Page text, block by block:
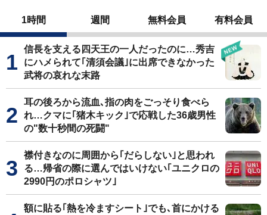
1時間 週間 無料会員 有料会員
信長を支える四天王の一人だったのに…秀吉
にハメられて｢清須会議｣に出席できなかった
武将の哀れな末路
耳の後ろから流血､指の肉をごっそり食べら
れ…クマに｢猪木キック｣で応戦した36歳男性
の"数十秒間の死闘"
襟付きなのに周囲から｢だらしない｣と思われ
る…帰省の際に選んではいけない｢ユニクロの
2990円のポロシャツ｣
額に貼る｢熱を冷ますシート｣でも､首にかける